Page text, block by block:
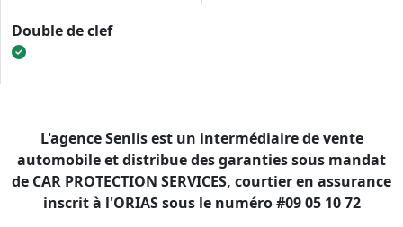
Double de clef
L'agence Senlis est un intermédiaire de vente
automobile et distribue des garanties sous mandat
de CAR PROTECTION SERVICES, courtier en assurance
inscrit à l'ORIAS sous le numéro #09 05 10 72